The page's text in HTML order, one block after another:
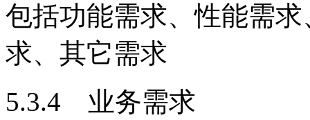
包括功能需求、性能需
求、其它需求
5.3.4 业务需求